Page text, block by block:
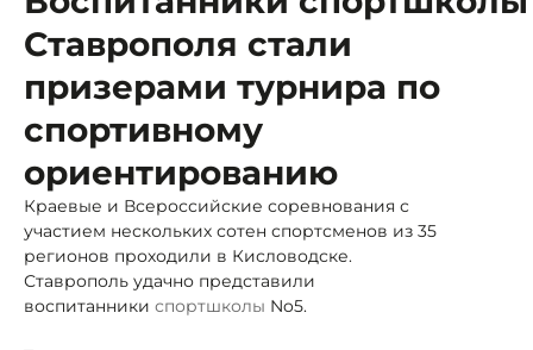
Ставрополя стали
призерами турнира по
спортивному
ориентированию
Краевые и Всероссийские соревнования с
участием нескольких сотен спортсменов из 35
регионов проходили в Кисловодске.
Ставрополь удачно представили
воспитанники спортшколы No5.